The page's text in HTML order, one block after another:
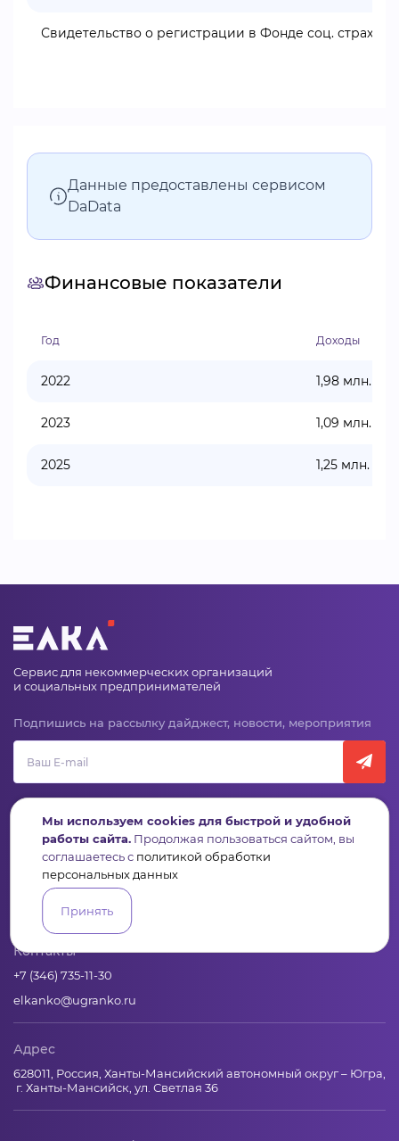
Свидетельство о регистрации в Фонде соц.
Данные предоставлены сервисом
DaData
Финансовые показатели
Год Доходы
2022 1,98 млн.
2023 1,09 млн.
2025 1,25 млн.
Сервис для некоммерческих организаций
и социальных предпринимателей
Подпишись на рассылку дайджест, новости, мероприятия
ПульсКонкурсыОрганизации
АналитикаБаза знаний
Контакты
+7 (346) 735-11-30
elkanko@ugranko.ru
Адрес
628011, Россия, Ханты-Мансийский автономный округ – Югра,
г. Ханты-Мансийск, ул. Светлая 36
Мы используем cookies для быстрой и удобной
работы сайта. Продолжая пользоваться сайтом, вы
соглашаетесь с политикой обработки
персональных данных
Принять